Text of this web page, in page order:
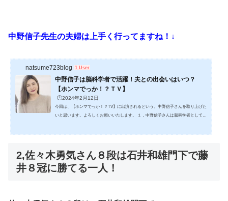
中野信子先生の夫婦は上手く行ってますね！↓
natsume723blog 1 User
中野信子は脳科学者で活躍！夫との出会いはいつ？
【ホンマでっか！？ＴＶ】
🕒️2024年2月12日
今回は、【ホンマでっか！？TV】に出演されるという、中野信子さんを取り上げた
いと思います。よろしくお願いいたします。 １，中野信子さんは脳科学者として活
き、脳細胞を作っている分子の作用、そして分子をタイミング良く作り、働かせる
遺伝子の働きが解ってきました。 ...
2,佐々木勇気さん８段は石井和雄門下で藤
井８冠に勝てる一人！